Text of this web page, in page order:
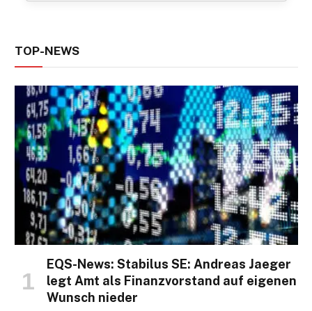
TOP-NEWS
EQS-News: Stabilus SE: Andreas Jaeger
legt Amt als Finanzvorstand auf eigenen
Wunsch nieder